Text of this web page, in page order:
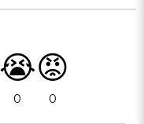
😭
0
😡
0